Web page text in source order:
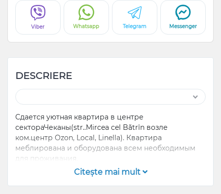
Viber Whatsapp Telegram Messenger
DESCRIERE
Cдается уютная квартира в центре
сектораЧеканы(str..Mircea cel Bătrîn возле
ком.центр Ozon, Local, Linella). Квартира
меблирована и оборудована всем необходимым
для проживания.
Предпочтительна долгосрочная аренда, но
Citeşte mai mult